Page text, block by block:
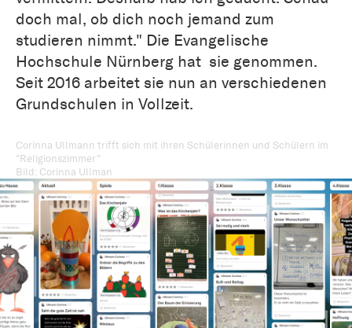
doch mal, ob dich noch jemand zum
studieren nimmt." Die Evangelische
Hochschule Nürnberg hat sie genommen.
Seit 2016 arbeitet sie nun an verschiedenen
Grundschulen in Vollzeit.
Corinna Ullmann trifft sich mit ihren Schülerinnen und Schülern im
"Religionszimmer"
Bild: Corinna Ullman